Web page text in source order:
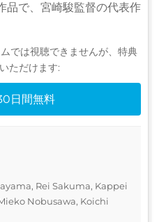
品で、宮崎駿監督の代表作
では視聴できませんが、特典
ただけます:
日間無料
Rei Sakuma, Kappei
Nobusawa, Koichi